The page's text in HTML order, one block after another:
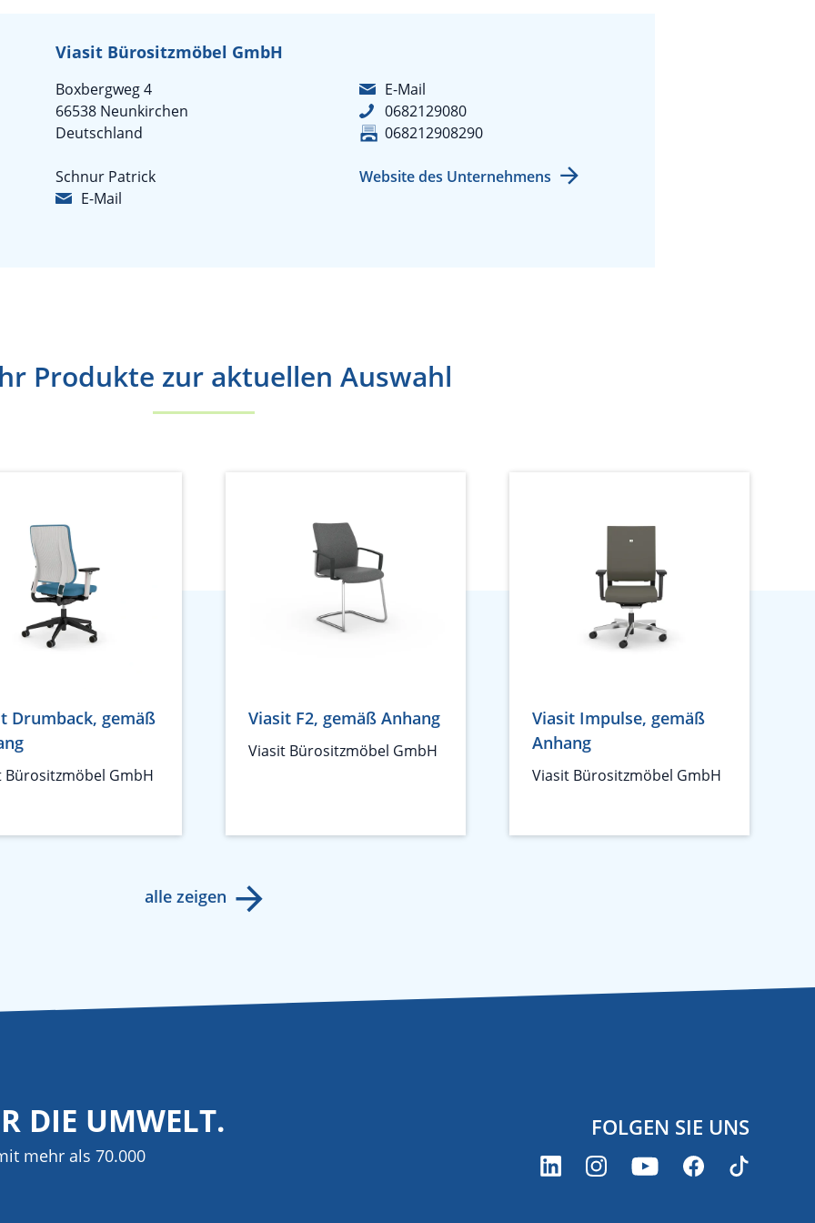
Viasit Bürositzmöbel GmbH
Boxbergweg 4
66538 Neunkirchen
Deutschland
Schnur Patrick
E-Mail
E-Mail
0682129080
068212908290
Website des Unternehmens
Produkte zur aktuellen Auswahl
Drumback, gemäß
Bürositzmöbel GmbH
Viasit F2, gemäß Anhang
Viasit Bürositzmöbel GmbH
Viasit Impulse, gemäß
Anhang
Viasit Bürositzmöbel GmbH
alle zeigen
DIE UMWELT.
mehr als 70.000
FOLGEN SIE UNS